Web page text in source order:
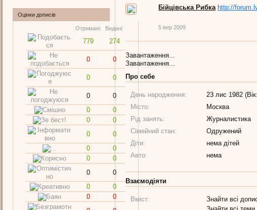
Оцінки дописів
Отримані: Видані:
779 274
0 0
0 0
0
0
0
0
0
0
0
0
0
0
0
0
0
0
0
0
0
0
Бійцівська Рибка http://
5 вер 2009
Завантаження...
Завантаження...
Про себе
День народження:
23 лис 1982
Місто:
Москва
Рід занять:
Журналистика
Сімейний стан:
Одружений
Діти:
нема дітей
Авто:
нема
Взаємодіяти
Вміст:
Знайти всі